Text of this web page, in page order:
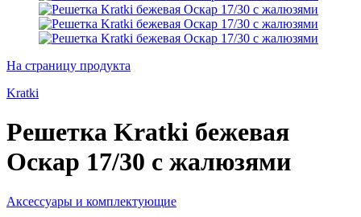
На страницу продукта
Kratki
Решетка Kratki бежевая
Оскар 17/30 с жалюзями
Аксессуары и комплектующие